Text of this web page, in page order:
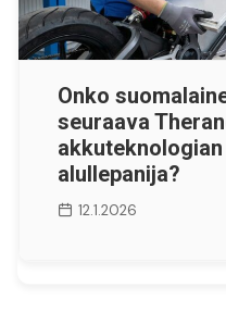
Onko
seuraava
alullepanija?
12.1.2026